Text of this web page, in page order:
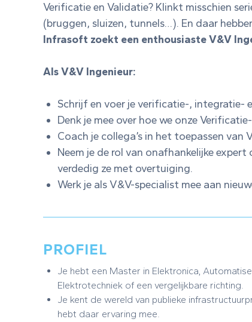
Verificatie en Validatie? Klinkt misschien
(bruggen, sluizen, tunnels…). En daar
Infrasoft zoekt een enthousiaste V&V
Als V&V Ingenieur:
Schrijf en voer je verificatie-, integratie-
Denk je mee over hoe we onze
Coach je collega’s in het toepassen
Neem je de rol van onafhankelijke
verdedig ze met overtuiging.
Werk je als V&V-specialist mee aan
PROFIEL
Je hebt een Master in Elektronica,
Elektrotechniek of een vergelijkbare richting.
Je kent de wereld van publieke
hebt daar ervaring mee.